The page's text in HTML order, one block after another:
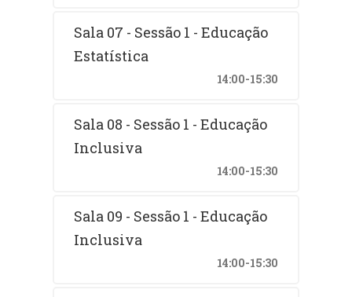
Sala 07 - Sessão 1 - Educação
Estatística
14:00-15:30
Sala 08 - Sessão 1 - Educação
Inclusiva
14:00-15:30
Sala 09 - Sessão 1 - Educação
Inclusiva
14:00-15:30